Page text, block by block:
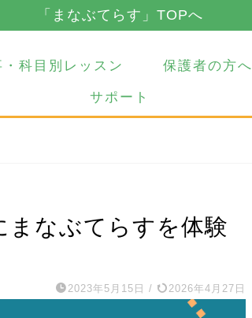
「まなぶてらす」TOPへ
・科目別レッスン 保護者の方へ
サポート
まなぶてらすを体験
2023年5月15日 / 2026年4月27日